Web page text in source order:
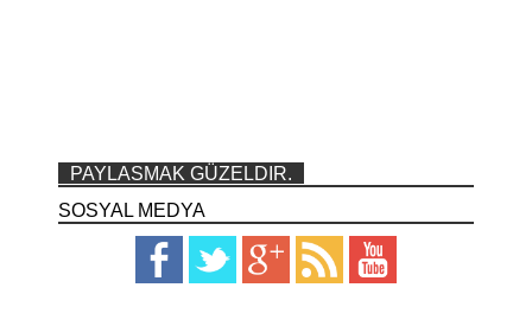
PAYLASMAK GÜZELDIR.
SOSYAL MEDYA